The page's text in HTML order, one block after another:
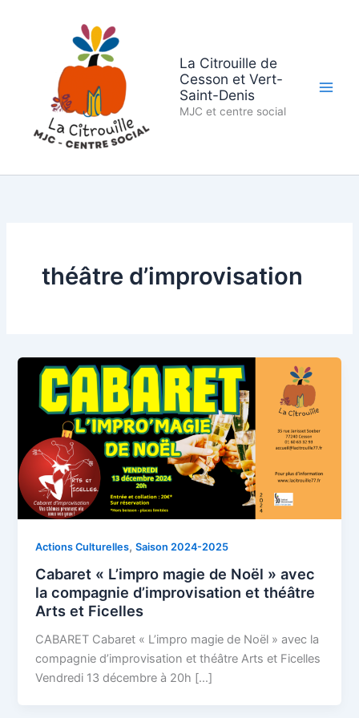
La Citrouille de
Cesson et Vert-
Saint-Denis
MJC et centre social
théâtre d’improvisation
Actions Culturelles,Saison 2024-2025
Cabaret « L’impro magie de Noël » avec
la compagnie d’improvisation et théâtre
Arts et Ficelles
CABARET Cabaret « L’impro magie de Noël » avec la
compagnie d’improvisation et théâtre Arts et Ficelles
Vendredi 13 décembre à 20h […]